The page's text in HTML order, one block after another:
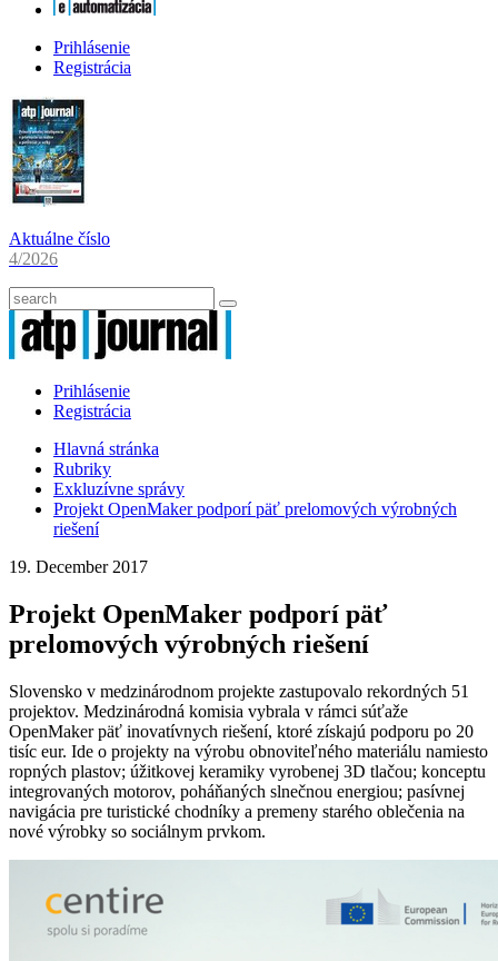
Prihlásenie
Registrácia
Aktuálne číslo
4/2026
Prihlásenie
Registrácia
Hlavná stránka
Rubriky
Exkluzívne správy
Projekt OpenMaker podporí päť prelomových výrobných
riešení
19. December 2017
Projekt OpenMaker podporí päť
prelomových výrobných riešení
Slovensko v medzinárodnom projekte zastupovalo rekordných 51
projektov. Medzinárodná komisia vybrala v rámci súťaže
OpenMaker päť inovatívnych riešení, ktoré získajú podporu po 20
tisíc eur. Ide o projekty na výrobu obnoviteľného materiálu namiesto
ropných plastov; úžitkovej keramiky vyrobenej 3D tlačou; konceptu
integrovaných motorov, poháňaných slnečnou energiou; pasívnej
navigácia pre turistické chodníky a premeny starého oblečenia na
nové výrobky so sociálnym prvkom.